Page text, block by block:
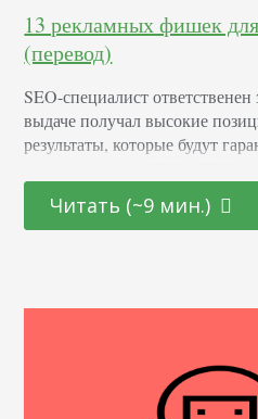
13 рекламных фишек
(перевод)
SEO-специалист
выдаче получал высокие
результаты, которые будут
направления, которые нужны
цели. И между собой они
Читать (~9 мин.)